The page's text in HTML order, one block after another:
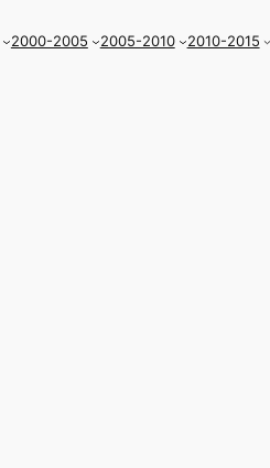
2000-2005 2005-2010 2010-2015